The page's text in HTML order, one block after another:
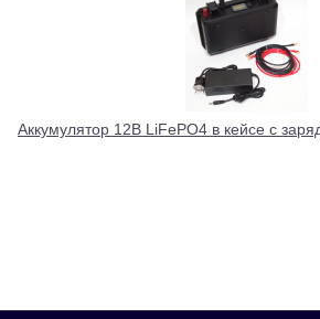
Аккумулятор 12В LiFePO4 в кейсе с